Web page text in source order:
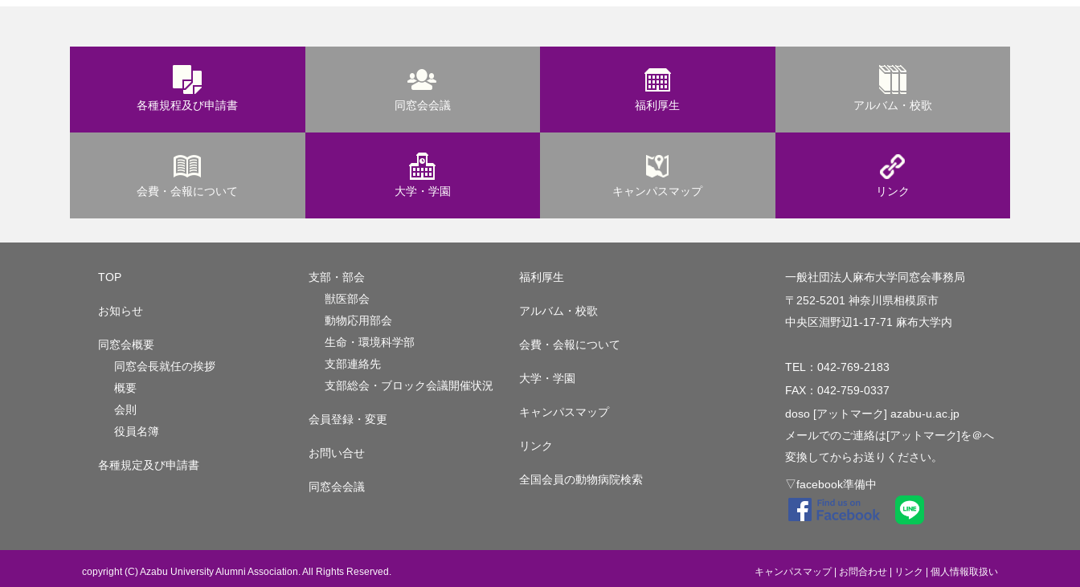
各種規程及び申請書
会費・会報について
同窓会会議
大学・学園
福利厚生
キャンパスマップ
アルバム・校歌
リンク
TOP
お知らせ
同窓会概要
同窓会長就任の挨拶
概要
会則
役員名簿
各種規定及び申請書
支部・部会
獣医部会
動物応用部会
生命・環境科学部
支部連絡先
支部総会・ブロック会議開催状況
会員登録・変更
お問い合せ
同窓会会議
福利厚生
アルバム・校歌
会費・会報について
大学・学園
キャンパスマップ
リンク
全国会員の動物病院検索
一般社団法人麻布大学同窓会事務局
〒252-5201 神奈川県相模原市
中央区淵野辺1-17-71 麻布大学内
TEL：042-769-2183
FAX：042-759-0337
doso [アットマーク] azabu-u.ac.jp
メールでのご連絡は[アットマーク]を＠へ
変換してからお送りください。
▽facebook準備中
copyright (C) Azabu University Alumni Association. All Rights Reserved. キャンパスマップ| お問合わせ リンク 個人情報取扱い